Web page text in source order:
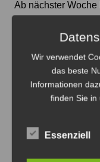
Ab nächster
Einschulung
nehmen
6. August 2026
Wir verwendet
das beste
Informationen
finden Sie in
Essenziell